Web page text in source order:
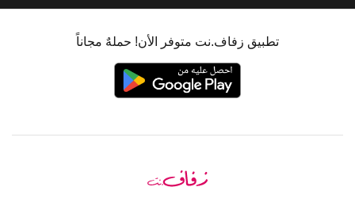
تطبيق زفاف.نت متوفر الأن! حملهٌ مجاناً